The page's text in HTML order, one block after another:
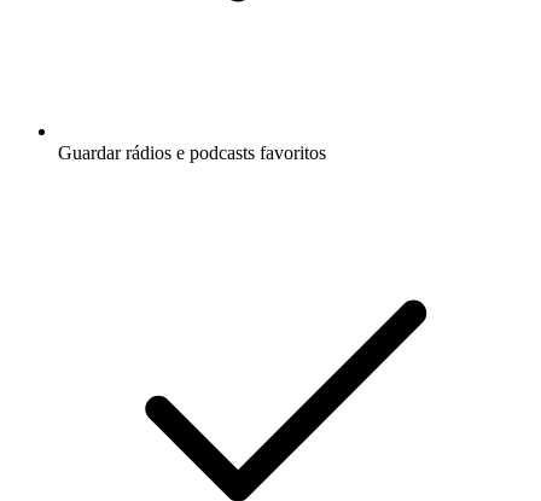
Guardar rádios e podcasts favoritos